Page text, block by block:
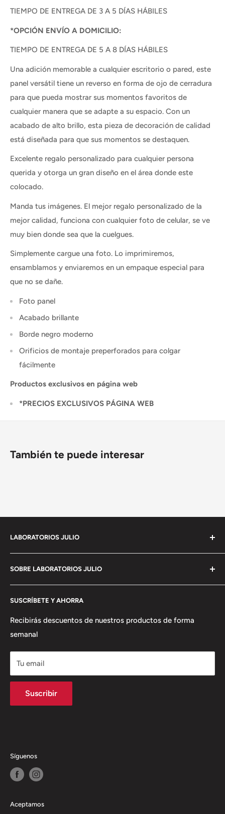
TIEMPO DE ENTREGA DE 3 A 5 DÍAS HÁBILES
*OPCIÓN ENVÍO A DOMICILIO:
TIEMPO DE ENTREGA DE 5 A 8 DÍAS HÁBILES
Una adición memorable a cualquier escritorio o pared, este
panel versátil tiene un reverso en forma de ojo de cerradura
para que pueda mostrar sus momentos favoritos de
cualquier manera que se adapte a su espacio. Con un
acabado de alto brillo, esta pieza de decoración de calidad
está diseñada para que sus momentos se destaquen.
Excelente regalo personalizado para cualquier persona
querida y otorga un gran diseño en el área donde este
colocado.
Manda tus imágenes. El mejor regalo personalizado de la
mejor calidad, funciona con cualquier foto de celular, se ve
muy bien donde sea que la cuelgues.
Simplemente cargue una foto. Lo imprimiremos,
ensamblamos y enviaremos en un empaque especial para
que no se dañe.
Foto panel
Acabado brillante
Borde negro moderno
Orificios de montaje preperforados para colgar
fácilmente
Productos exclusivos en página web
*PRECIOS EXCLUSIVOS PÁGINA WEB
También te puede interesar
LABORATORIOS JULIO
experiencia en
el mercado de imágenes y con la mas moderna
estructura como comercializadora de
SOBRE LABORATORIOS JULIO
Política de privacidad
Términos del Servicio
Política de envío
Política de Reembolso
SUSCRÍBETE Y AHORRA
Recibirás descuentos de nuestros productos de forma
semanal
Tu email
Suscribir
Síguenos
Aceptamos